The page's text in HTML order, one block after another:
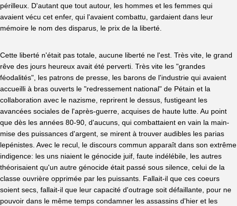
périlleux. D'autant que tout autour, les hommes et les femmes qui
avaient vécu cet enfer, qui l'avaient combattu, gardaient dans leur
mémoire le nom des disparus, le prix de la liberté.
Cette liberté n'était pas totale, aucune liberté ne l'est. Très vite, le grand
rêve des jours heureux avait été perverti. Très vite les "grandes
féodalités", les patrons de presse, les barons de l'industrie qui avaient
accueilli à bras ouverts le "redressement national" de Pétain et la
collaboration avec le nazisme, reprirent le dessus, fustigeant les
avancées sociales de l'après-guerre, acquises de haute lutte. Au point
que dès les années 80-90, d'aucuns, qui combattaient en vain la main-
mise des puissances d'argent, se mirent à trouver audibles les parias
lepénistes. Avec le recul, le discours commun apparaît dans son extrême
indigence: les uns niaient le génocide juif, faute indélébile, les autres
théorisaient qu'un autre génocide était passé sous silence, celui de la
classe ouvrière opprimée par les puissants. Fallait-il que ces coeurs
soient secs, fallait-il que leur capacité d'outrage soit défaillante, pour ne
pouvoir dans le même temps condamner les assassins d'hier et les